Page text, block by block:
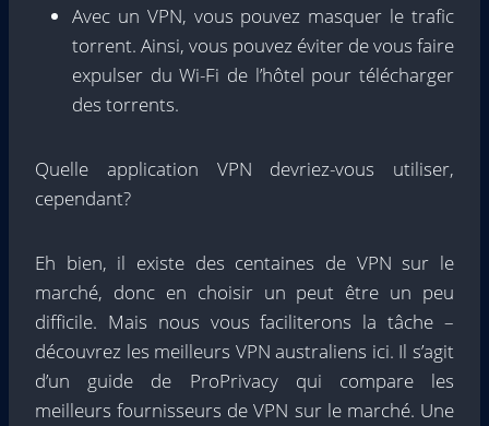
Avec un VPN, vous pouvez masquer le trafic
torrent. Ainsi, vous pouvez éviter de vous faire
expulser du Wi-Fi de l’hôtel pour télécharger
des torrents.
Quelle application VPN devriez-vous utiliser,
cependant?
Eh bien, il existe des centaines de VPN sur le
marché, donc en choisir un peut être un peu
difficile. Mais nous vous faciliterons la tâche –
découvrez les meilleurs VPN australiens ici. Il s’agit
d’un guide de ProPrivacy qui compare les
meilleurs fournisseurs de VPN sur le marché. Une